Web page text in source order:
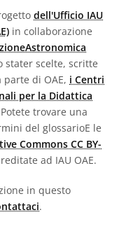
dell'Ufficio IAU
in collaborazione
stater scelte, scritte
di OAE, i Centri
per la Didattica
trovare una
del glossarioE le
Commons CC BY-
ad IAU OAE.
in questo
.